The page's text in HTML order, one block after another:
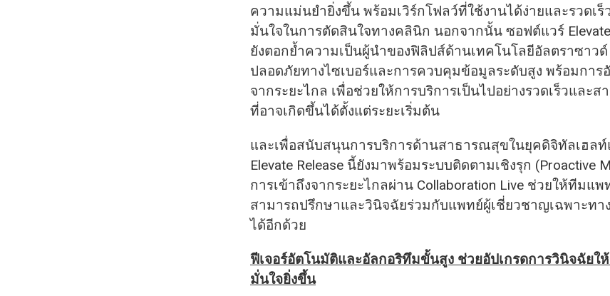
ความแม่นยำยิ่งขึ้น พร้อมเวิร์กโฟลว์ที่ใช้งานได้ง่ายและรวดเร็
มั่นใจในการตัดสินใจทางคลินิก นอกจากนั้น ซอฟต์แวร์
ยังตอกย้ำความเป็นผู้นำของฟิลิปส์ด้านเทคโนโลยีอัลตราซาว
ปลอดภัยทางไซเบอร์และการควบคุมข้อมูลระดับสูง พร้อมการ
จากระยะไกล เพื่อช่วยให้การบริการเป็นไปอย่างรวดเร็วและ
ที่อาจเกิดขึ้นได้ตั้งแต่ระยะเริ่มต้น
และเพื่อสนับสนุนการบริการด้านสาธารณสุขในยุคดิจิทัลเฮลท์
Elevate Release นี้ยังมาพร้อมระบบติดตามเชิงรุก (Proactive
การเข้าถึงจากระยะไกลผ่าน Collaboration Live ช่วยให้ทีมแ
สามารถปรึกษาและวินิจฉัยร่วมกับแพทย์ผู้เชี่ยวชาญเฉพาะทา
ได้อีกด้วย
ฟีเจอร์อัตโนมัติและอัลกอริทึมขั้นสูง ช่วยอัปเกรดการวินิจฉัยให้
มั่นใจยิ่งขึ้น